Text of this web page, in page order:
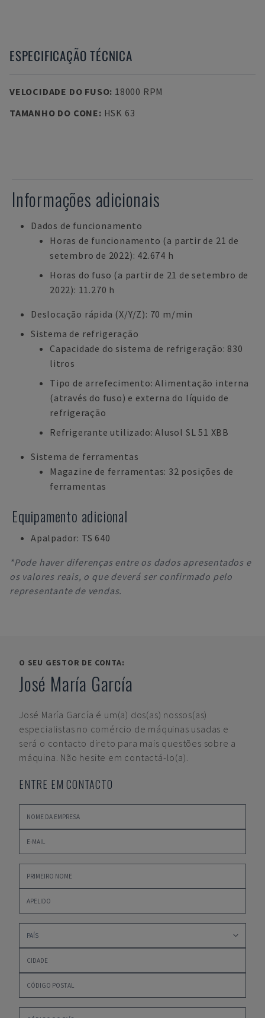
ESPECIFICAÇÃO TÉCNICA
VELOCIDADE DO FUSO: 18000 RPM
TAMANHO DO CONE: HSK 63
Informações adicionais
Dados de funcionamento
Horas de funcionamento (a partir de 21 de
setembro de 2022): 42.674 h
Horas do fuso (a partir de 21 de setembro de
2022): 11.270 h
Deslocação rápida (X/Y/Z): 70 m/min
Sistema de refrigeração
Capacidade do sistema de refrigeração: 830
litros
Tipo de arrefecimento: Alimentação interna
(através do fuso) e externa do líquido de
refrigeração
Refrigerante utilizado: Alusol SL 51 XBB
Sistema de ferramentas
Magazine de ferramentas: 32 posições de
ferramentas
Equipamento adicional
Apalpador: TS 640
*Pode haver diferenças entre os dados apresentados e
os valores reais, o que deverá ser confirmado pelo
representante de vendas.
O SEU GESTOR DE CONTA:
José María García
José María García é um(a) dos(as) nossos(as)
especialistas no comércio de máquinas usadas e
será o contacto direto para mais questões sobre a
máquina. Não hesite em contactá-lo(a).
ENTRE EM CONTACTO